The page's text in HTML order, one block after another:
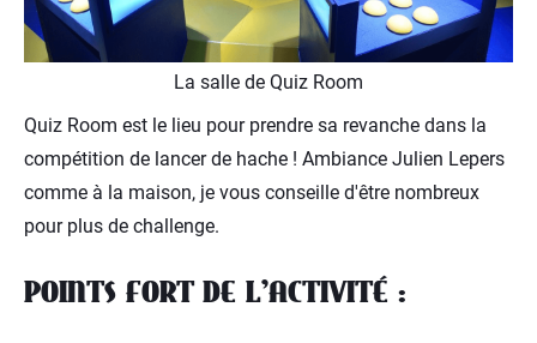
La salle de Quiz Room
Quiz Room est le lieu pour prendre sa revanche dans la
compétition de lancer de hache ! Ambiance Julien Lepers
comme à la maison, je vous conseille d'être nombreux
pour plus de challenge.
POINTS FORT DE L’ACTIVITÉ :